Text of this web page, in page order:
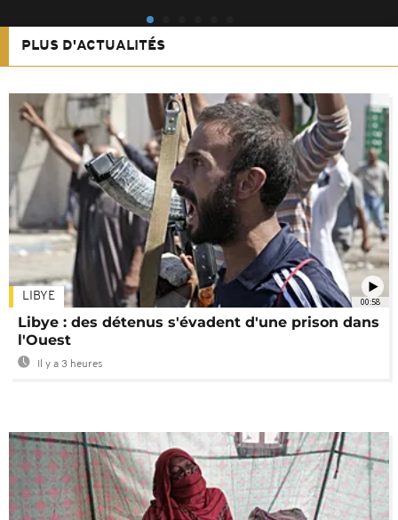
PLUS D'ACTUALITÉS
00:58
LIBYE
Libye : des détenus s'évadent d'une prison dans
l'Ouest
Il y a 3 heures